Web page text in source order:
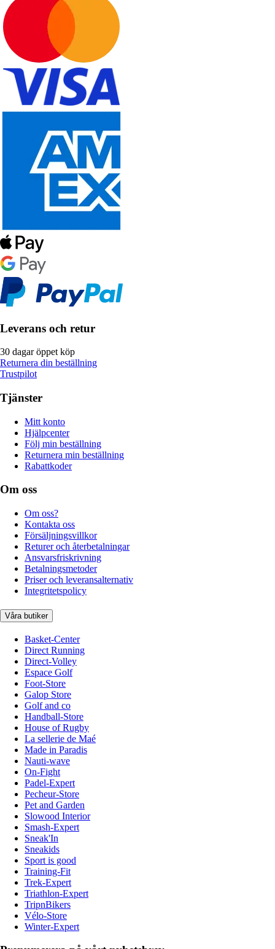
Leverans och retur
30 dagar öppet köp
Returnera din beställning
Trustpilot
Tjänster
Mitt konto
Hjälpcenter
Följ min beställning
Returnera min beställning
Rabattkoder
Om oss
Om oss?
Kontakta oss
Försäljningsvillkor
Returer och återbetalningar
Ansvarsfriskrivning
Betalningsmetoder
Priser och leveransalternativ
Integritetspolicy
Våra butiker
Basket-Center
Direct Running
Direct-Volley
Espace Golf
Foot-Store
Galop Store
Golf and co
Handball-Store
House of Rugby
La sellerie de Maé
Made in Paradis
Nauti-wave
On-Fight
Padel-Expert
Pecheur-Store
Pet and Garden
Slowood Interior
Smash-Expert
Sneak'In
Sneakids
Sport is good
Training-Fit
Trek-Expert
Triathlon-Expert
TripnBikers
Vélo-Store
Winter-Expert